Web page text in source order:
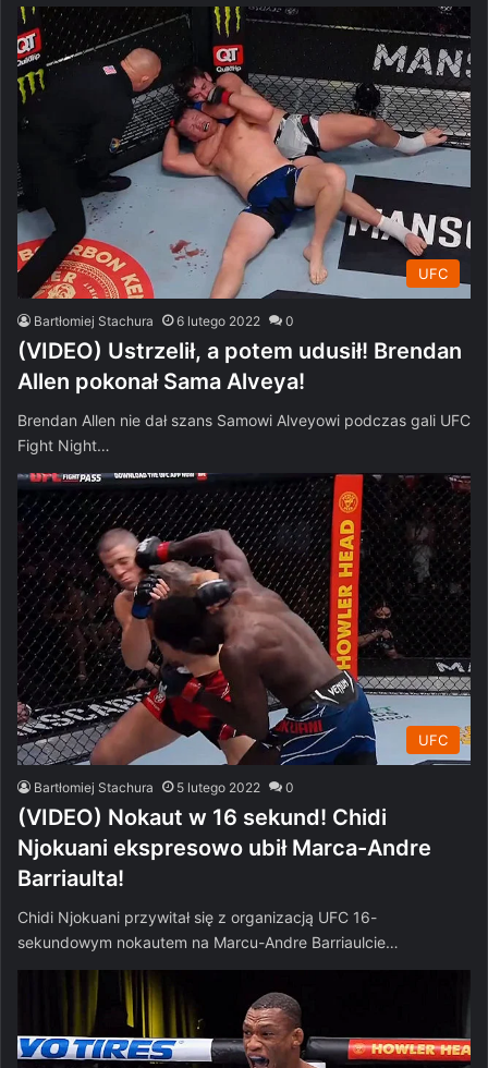
UFC
Bartłomiej Stachura 6 lutego 2022 0
(VIDEO) Ustrzelił, a potem udusił! Brendan
Allen pokonał Sama Alveya!
Brendan Allen nie dał szans Samowi Alveyowi podczas gali UFC
Fight Night…
UFC
Bartłomiej Stachura 5 lutego 2022 0
(VIDEO) Nokaut w 16 sekund! Chidi
Njokuani ekspresowo ubił Marca-Andre
Barriaulta!
Chidi Njokuani przywitał się z organizacją UFC 16-
sekundowym nokautem na Marcu-Andre Barriaulcie…